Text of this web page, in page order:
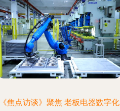
《焦点访谈》聚焦 老板电器数字化